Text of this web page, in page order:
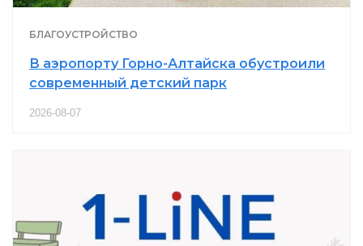
БЛАГОУСТРОЙСТВО
В аэропорту Горно-Алтайска обустроили
современный детский парк
2026-08-07